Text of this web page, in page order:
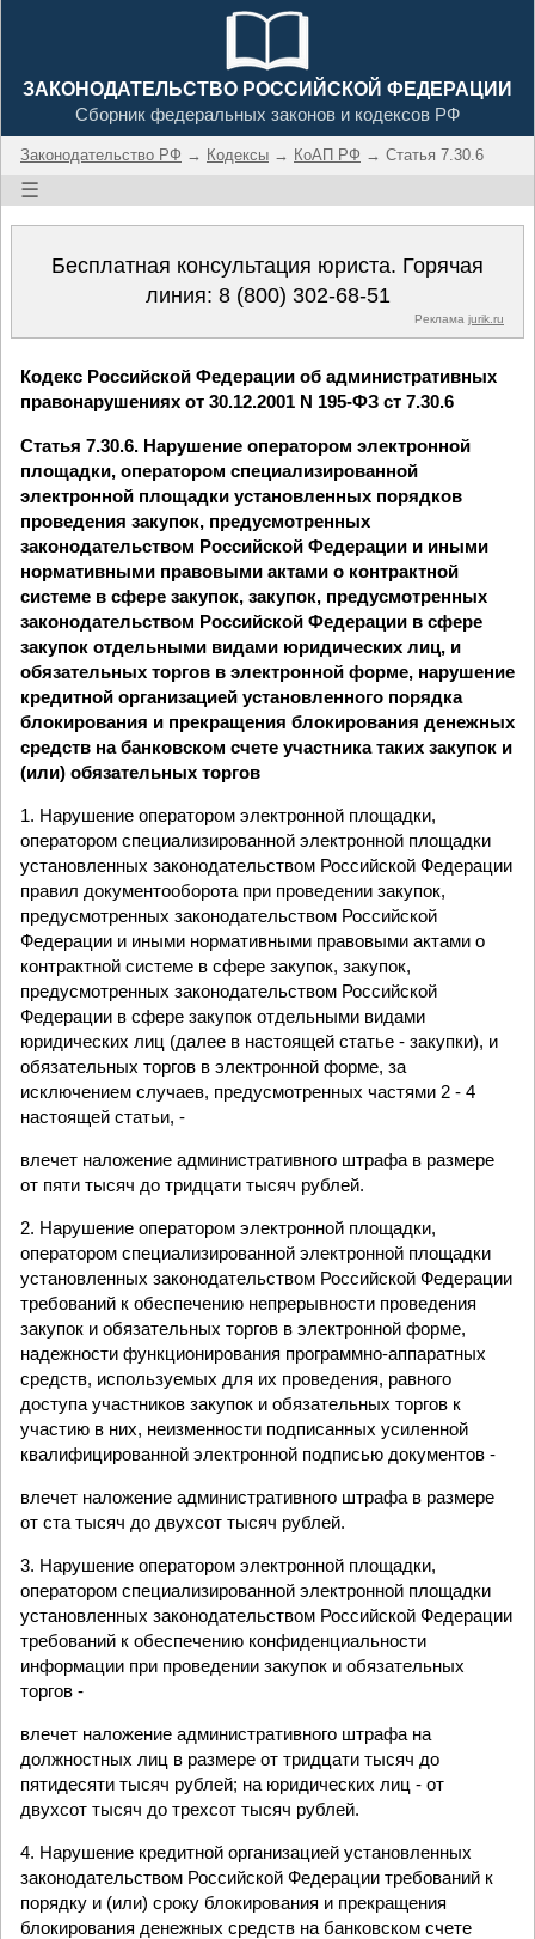
ЗАКОНОДАТЕЛЬСТВО РОССИЙСКОЙ ФЕДЕРАЦИИ
Сборник федеральных законов и кодексов РФ
Законодательство РФ → Кодексы → КоАП РФ → Статья 7.30.6
☰
Бесплатная консультация юриста. Горячая
линия: 8 (800) 302-68-51
Реклама jurik.ru
Кодекс Российской Федерации об административных
правонарушениях от 30.12.2001 N 195-ФЗ ст 7.30.6
Статья 7.30.6. Нарушение оператором электронной
площадки, оператором специализированной
электронной площадки установленных порядков
проведения закупок, предусмотренных
законодательством Российской Федерации и иными
нормативными правовыми актами о контрактной
системе в сфере закупок, закупок, предусмотренных
законодательством Российской Федерации в сфере
закупок отдельными видами юридических лиц, и
обязательных торгов в электронной форме, нарушение
кредитной организацией установленного порядка
блокирования и прекращения блокирования денежных
средств на банковском счете участника таких закупок и
(или) обязательных торгов
1. Нарушение оператором электронной площадки,
оператором специализированной электронной площадки
установленных законодательством Российской Федерации
правил документооборота при проведении закупок,
предусмотренных законодательством Российской
Федерации и иными нормативными правовыми актами о
контрактной системе в сфере закупок, закупок,
предусмотренных законодательством Российской
Федерации в сфере закупок отдельными видами
юридических лиц (далее в настоящей статье - закупки), и
обязательных торгов в электронной форме, за
исключением случаев, предусмотренных частями 2 - 4
настоящей статьи, -
влечет наложение административного штрафа в размере
от пяти тысяч до тридцати тысяч рублей.
2. Нарушение оператором электронной площадки,
оператором специализированной электронной площадки
установленных законодательством Российской Федерации
требований к обеспечению непрерывности проведения
закупок и обязательных торгов в электронной форме,
надежности функционирования программно-аппаратных
средств, используемых для их проведения, равного
доступа участников закупок и обязательных торгов к
участию в них, неизменности подписанных усиленной
квалифицированной электронной подписью документов -
влечет наложение административного штрафа в размере
от ста тысяч до двухсот тысяч рублей.
3. Нарушение оператором электронной площадки,
оператором специализированной электронной площадки
установленных законодательством Российской Федерации
требований к обеспечению конфиденциальности
информации при проведении закупок и обязательных
торгов -
влечет наложение административного штрафа на
должностных лиц в размере от тридцати тысяч до
пятидесяти тысяч рублей; на юридических лиц - от
двухсот тысяч до трехсот тысяч рублей.
4. Нарушение кредитной организацией установленных
законодательством Российской Федерации требований к
порядку и (или) сроку блокирования и прекращения
блокирования денежных средств на банковском счете